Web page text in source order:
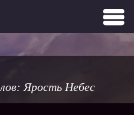
Ярость Небес